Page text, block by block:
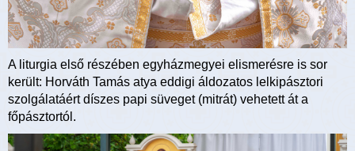
A liturgia első részében egyházmegyei elismerésre is sor
került: Horváth Tamás atya eddigi áldozatos lelkipásztori
szolgálatáért díszes papi süveget (mitrát) vehetett át a
főpásztortól.